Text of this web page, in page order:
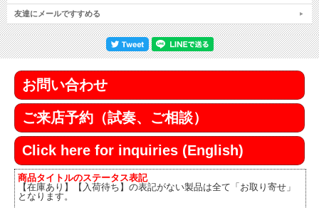
友達にメールですすめる
お問い合わせ
ご来店予約（試奏、ご相談）
Click here for inquiries (English)
商品タイトルのステータス表記
【在庫あり】【入荷待ち】の表記がない製品は全て「お取り寄せ」
となります。